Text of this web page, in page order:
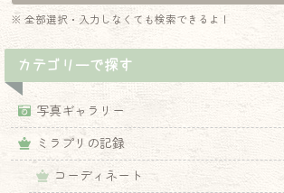
※ 全部選択・入力しなくても検索できるよ！
カテゴリーで探す
写真ギャラリー
ミラプリの記録
コーディネート